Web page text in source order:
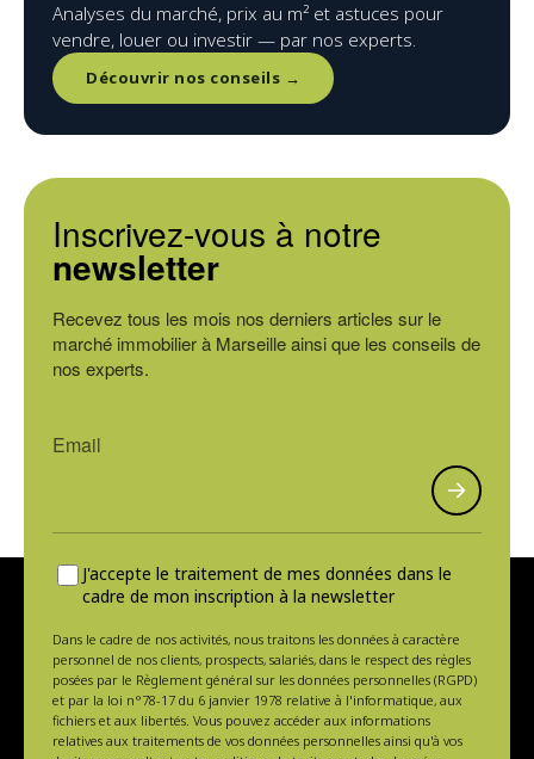
Analyses du marché, prix au m² et astuces pour
vendre, louer ou investir — par nos experts.
Découvrir nos conseils →
Inscrivez-vous à notre
newsletter
Recevez tous les mois nos derniers articles sur le
marché immobilier à Marseille ainsi que les conseils de
nos experts.
J'accepte le traitement de mes données dans le
cadre de mon inscription à la newsletter
Dans le cadre de nos activités, nous traitons les données à caractère
personnel de nos clients, prospects, salariés, dans le respect des règles
posées par le Règlement général sur les données personnelles (RGPD)
et par la loi n°78-17 du 6 janvier 1978 relative à l'informatique, aux
fichiers et aux libertés. Vous pouvez accéder aux informations
relatives aux traitements de vos données personnelles ainsi qu'à vos